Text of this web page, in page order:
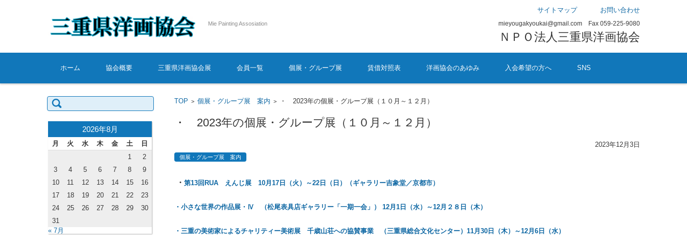
Mie Painting Assosiation
サイトマップ お問い合わせ
mieyougakyoukai@gmail.com Fax 059-225-9080
ＮＰＯ法人三重県洋画協会
コンテンツに移動
ホーム
協会概要 三重県洋画協会展 会員一覧 個展・グループ展 賃借対照表 洋画協会のあゆみ 入会希望の方へ SNS
TOP > 個展・グループ展 案内 > ・ 2023年の個展・グループ展（１０月～１２月）
・ 2023年の個展・グループ展（１０月～１２月）
2023年12月3日
個展・グループ展 案内
・ 第13回RUA えんじ展 10月17日（火）～22日（日）（ギャラリー吉象堂／京都市）
・小さな世界の作品展・Ⅳ （松尾表具店ギャラリー「一期一会」） 12月1日（水）～12月２８日（木）
・三重の美術家によるチャリティー美術展 千歳山荘への協賛事業 （三重県総合文化センター）11月30日（木）～12月6日（水）
検索:
2026年8月
月 火 水 木 金 土
日
1
2
3
4 5 6 7 8
9
10
11 12 13 14 15
16
17
18 19 20 21 22
23
24
25 26 27 28 29
30
31
« 7月